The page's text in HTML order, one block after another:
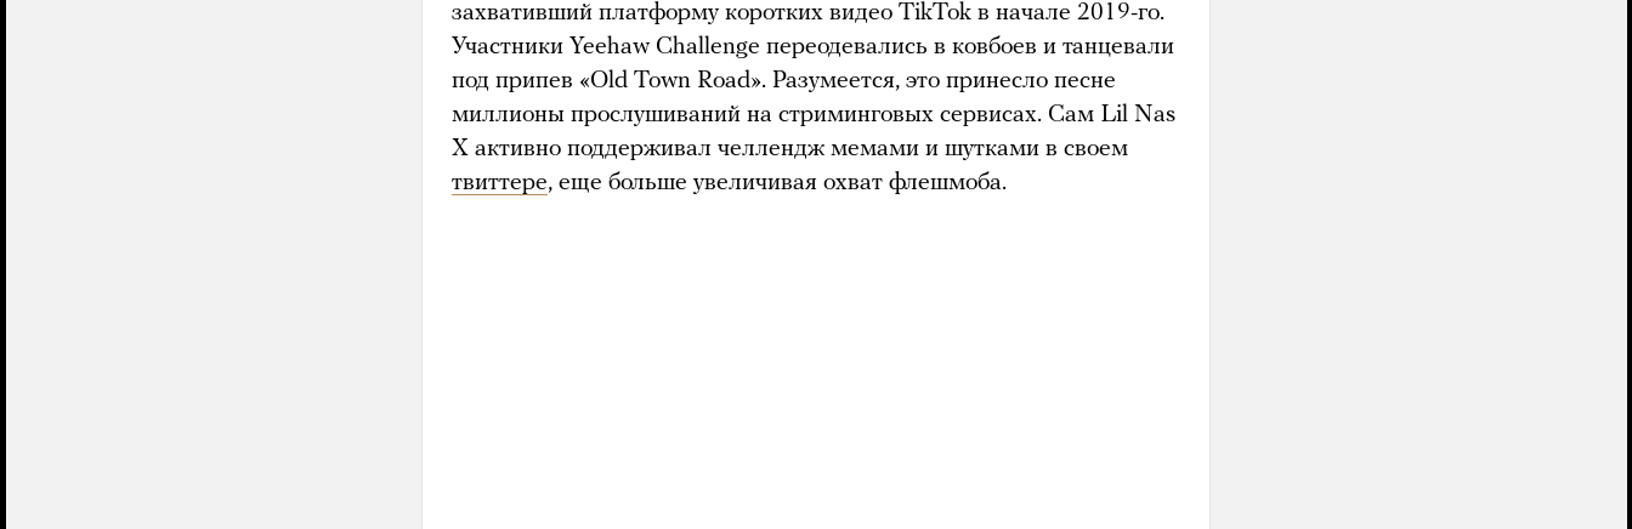
захвативший платформу коротких видео TikTok в начале 2019-го.
Участники Yeehaw Challenge переодевались в ковбоев и танцевали
под припев «Old Town Road». Разумеется, это принесло песне
миллионы прослушиваний на стриминговых сервисах. Сам Lil Nas
X активно поддерживал челлендж мемами и шутками в своем
твиттере, еще больше увеличивая охват флешмоба.